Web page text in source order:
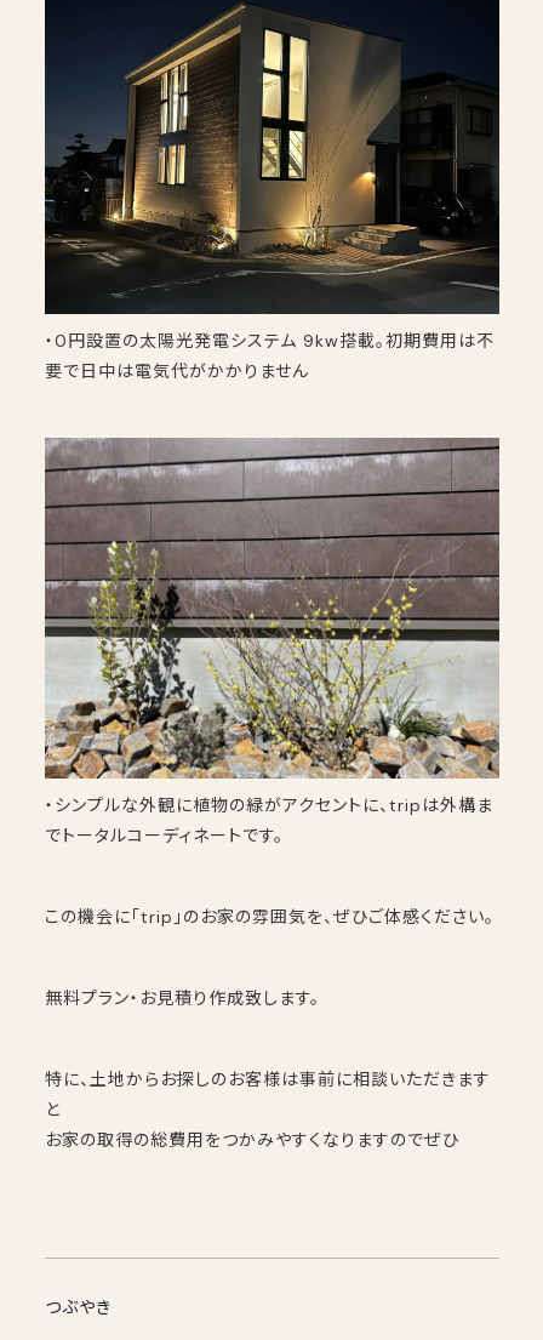
・0円設置の太陽光発電システム 9kw搭載。初期費用は不
要で日中は電気代がかかりません
・シンプルな外観に植物の緑がアクセントに、tripは外構ま
でトータルコーディネートです。
この機会に「trip」のお家の雰囲気を、ぜひご体感ください。
無料プラン・お見積り作成致します。
特に、土地からお探しのお客様は事前に相談いただきます
と
お家の取得の総費用をつかみやすくなりますのでぜひ
つぶやき